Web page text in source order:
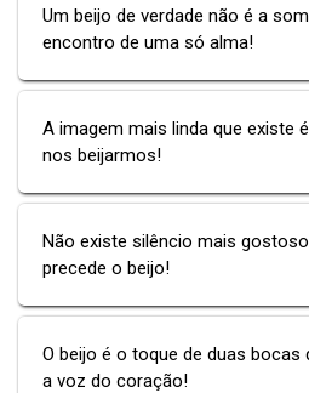
Um beijo de verdade não é a
encontro de uma só alma!
A imagem mais linda que existe
nos beijarmos!
Não existe silêncio mais
precede o beijo!
O beijo é o toque de duas bocas
a voz do coração!